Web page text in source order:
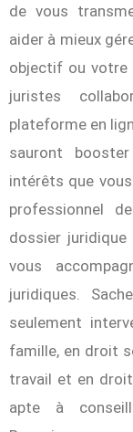
de vous
aider à mieux
objectif ou votre
juristes
plateforme en
sauront
intérêts que
professionnel
dossier
vous
juridiques.
seulement
famille, en droit
travail et en
apte à